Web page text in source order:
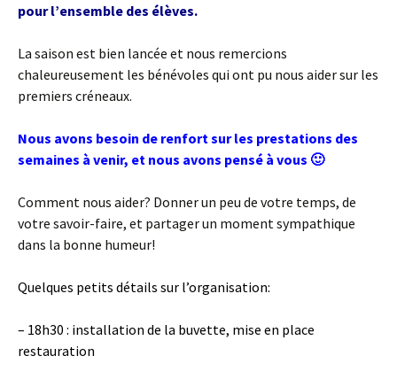
pour l’ensemble des élèves.
La saison est bien lancée et nous remercions
chaleureusement les bénévoles qui ont pu nous aider sur les
premiers créneaux.
Nous avons besoin de renfort sur les prestations des
semaines à venir, et nous avons pensé à vous 🙂
Comment nous aider? Donner un peu de votre temps, de
votre savoir-faire, et partager un moment sympathique
dans la bonne humeur!
Quelques petits détails sur l’organisation:
– 18h30 : installation de la buvette, mise en place
restauration